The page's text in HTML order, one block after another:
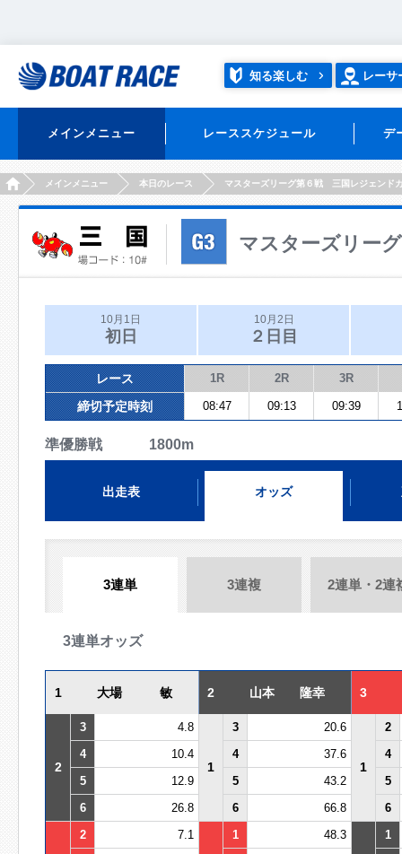
知る楽しむ レーサ
メインメニュー レーススケジュール デ
HOMEメインメニュー 本日のレース マスターズリーグ第６戦 三国レジェンド
マスターズリー
10月1日
初日
10月2日
２日目
レース 1R 2R 3R
締切予定時刻 08:47 09:13 09:39
準優勝戦 1800m
出走表 オッズ
3連単 3連複 2連単・2連
3連単オッズ
1 大場 敏 2 山本 隆幸 3
2
3 4.8
1
3 20.6
1
2
4
10.4 4 37.6
4
5
12.9 5 43.2
5
6
26.8 6 66.8 6
2 7.1 1 48.3
1